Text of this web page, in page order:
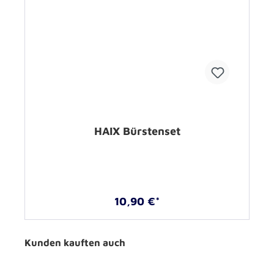
HAIX Bürstenset
10,90 €*
Kunden kauften auch